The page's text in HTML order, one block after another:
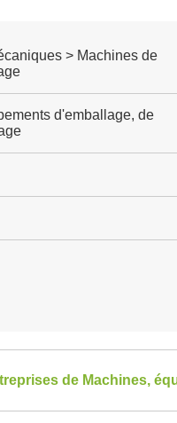
> Machines de
d'emballage, de
de Machines,